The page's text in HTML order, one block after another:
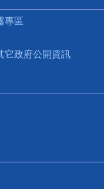
專區
它政府公開資訊